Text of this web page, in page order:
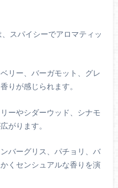
、スパイシーでアロマティッ
リー、バーガモット、グレ
りが感じられます。
ーやシダーウッド、シナモ
がります。
バーグリス、パチョリ、バ
くセンシュアルな香りを演